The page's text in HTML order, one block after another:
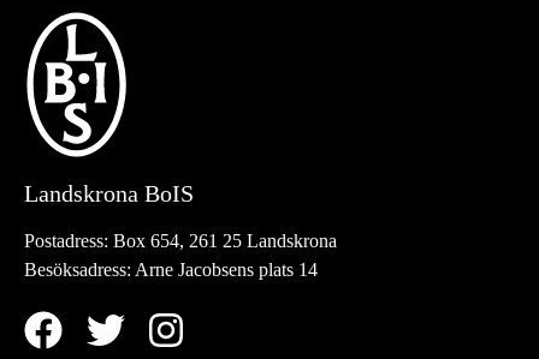
Landskrona BoIS
Postadress: Box 654, 261 25 Landskrona
Besöksadress: Arne Jacobsens plats 14